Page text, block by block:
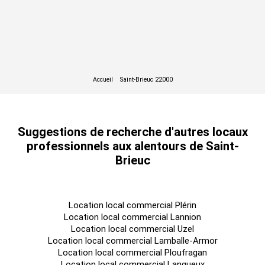
Suggestions de recherche d'autres locaux
professionnels aux alentours de Saint-
Brieuc
Location local commercial Plérin
Location local commercial Lannion
Location local commercial Uzel
Location local commercial Lamballe-Armor
Location local commercial Ploufragan